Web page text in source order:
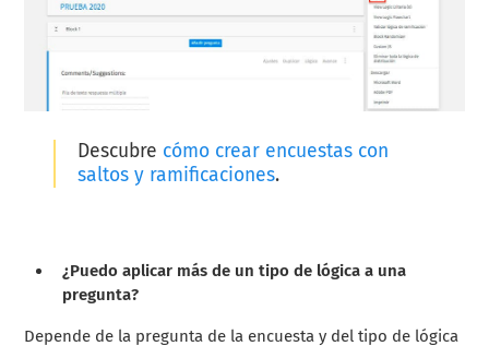
Descubre cómo crear encuestas con
saltos y ramificaciones.
¿Puedo aplicar más de un tipo de lógica a una
pregunta?
Depende de la pregunta de la encuesta y del tipo de lógica